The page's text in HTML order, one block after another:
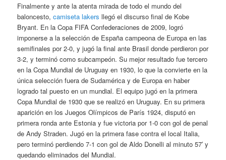
Finalmente y ante la atenta mirada de todo el mundo del
baloncesto,camiseta lakers llegó el discurso final de Kobe
Bryant. En la Copa FIFA Confederaciones de 2009, logró
imponerse a la selección de España campeona de Europa en las
semifinales por 2-0, y jugó la final ante Brasil donde perdieron por
3-2, y terminó como subcampeón. Su mejor resultado fue tercero
en la Copa Mundial de Uruguay en 1930, lo que la convierte en la
única selección fuera de Sudamérica y de Europa en haber
logrado tal puesto en un mundial. El equipo jugó en la primera
Copa Mundial de 1930 que se realizó en Uruguay. En su primera
aparición en los Juegos Olímpicos de París 1924, disputó en
primera ronda ante Estonia y fue victoria por 1-0 con gol de penal
de Andy Straden. Jugó en la primera fase contra el local Italia,
pero terminó perdiendo 7-1 con gol de Aldo Donelli al minuto 57′ y
quedando eliminados del Mundial.